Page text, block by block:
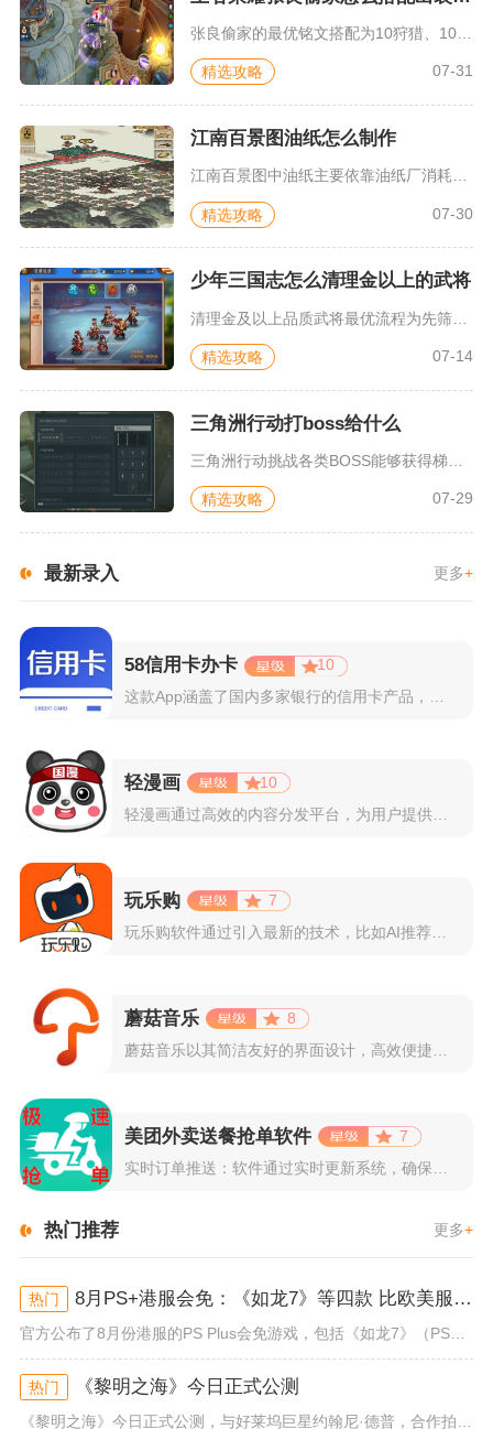
张良偷家的最优铭文搭配为10狩猎、10虚空、10宿命，偷家专...
精选攻略 07-31
江南百景图油纸怎么制作
江南百景图中油纸主要依靠油纸厂消耗桐油与菜肴批量制作，限时建...
精选攻略 07-30
少年三国志怎么清理金以上的武将
清理金及以上品质武将最优流程为先筛选可留存核心武将，再依次使...
精选攻略 07-14
三角洲行动打boss给什么
三角洲行动挑战各类BOSS能够获得梯度分明的武器防具、稀有信...
精选攻略 07-29
最新录入 更多+
58信用卡办卡
10
这款App涵盖了国内多家银行的信用卡产品，支持用户根据自己的...
轻漫画
10
轻漫画通过高效的内容分发平台，为用户提供高清、全彩的漫画阅读...
玩乐购
7
玩乐购软件通过引入最新的技术，比如AI推荐算法、AR试穿功能...
蘑菇音乐
8
美团外卖送餐抢单软件
7
热门推荐 更多+
热门 8月PS+港服会免：《如龙7》等四款 比欧美服多一款
官方公布了8月份港服的PS Plus会免游戏，包括《如龙7》（PS4/PS5）、《小小梦魇》（PS4）、《托尼霍克职业滑...
热门 《黎明之海》今日正式公测